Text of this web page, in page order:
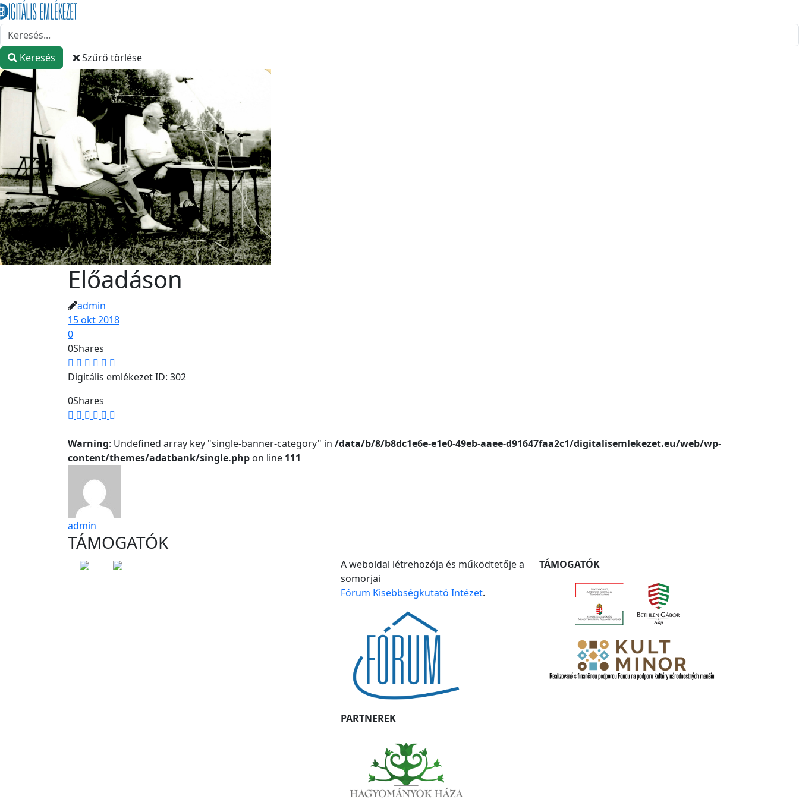
Keresés Szűrő törlése
Előadáson
admin
15 okt 2018
0
0Shares
Digitális emlékezet ID: 302
0Shares
Warning: Undefined array key "single-banner-category" in /data/b/8/b8dc1e6e-e1e0-49eb-aaee-d91647faa2c1/digitalisemlekezet.eu/web/wp-
content/themes/adatbank/single.php on line 111
admin
TÁMOGATÓK
A weboldal létrehozója és működtetője a
somorjai
Fórum Kisebbségkutató Intézet.
PARTNEREK
TÁMOGATÓK